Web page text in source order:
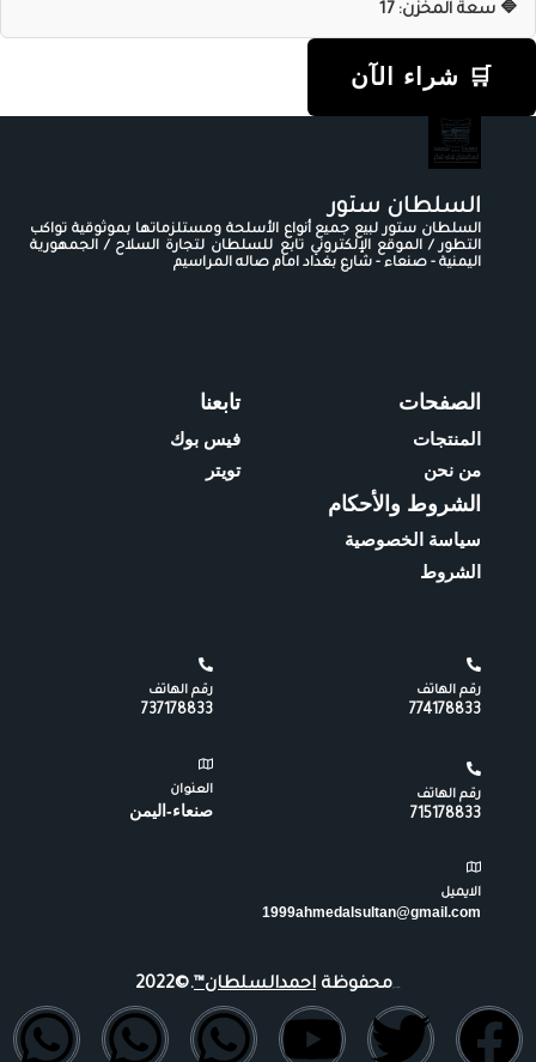
🔷 سعة المخزن: 17
🛒 شراء الآن
السلطان ستور
السلطان ستور لبيع جميع أنواع الأسلحة ومستلزماتها بموثوقية تواكب
التطور / الموقع الإلكتروني تابع للسلطان لتجارة السلاح / الجمهورية
اليمنية - صنعاء - شارع بغداد امام صاله المراسيم
الصفحات
المنتجات
من نحن
تابعنا
فيس بوك
تويتر
الشروط والأحكام
سياسة الخصوصية
الشروط
رقم الهاتف
774178833
رقم الهاتف
737178833
رقم الهاتف
715178833
العنوان
صنعاء-اليمن
الايميل
1999ahmedalsultan@gmail.com
محفوظة احمدالسلطان™.©2022
F
T
Y
W
W T
I